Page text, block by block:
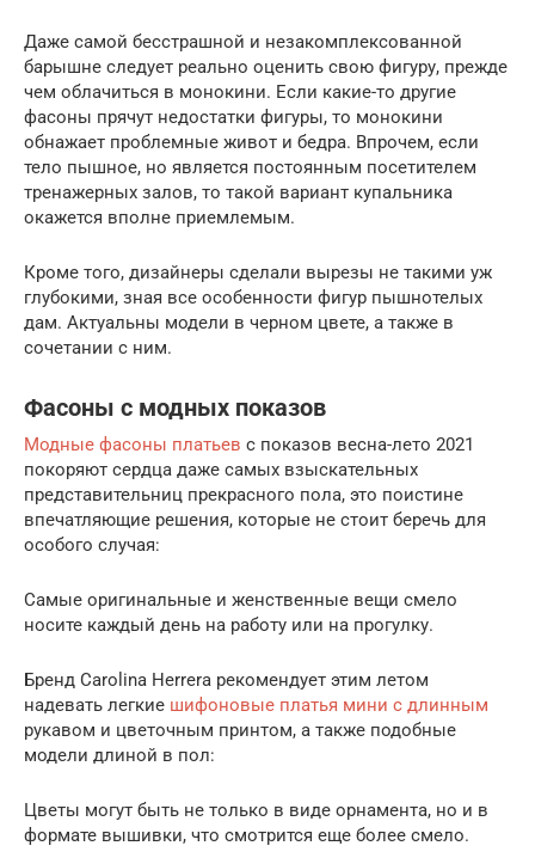
Даже самой бесстрашной и незакомплексованной
барышне следует реально оценить свою фигуру, прежде
чем облачиться в монокини. Если какие-то другие
фасоны прячут недостатки фигуры, то монокини
обнажает проблемные живот и бедра. Впрочем, если
тело пышное, но является постоянным посетителем
тренажерных залов, то такой вариант купальника
окажется вполне приемлемым.
Кроме того, дизайнеры сделали вырезы не такими уж
глубокими, зная все особенности фигур пышнотелых
дам. Актуальны модели в черном цвете, а также в
сочетании с ним.
Фасоны с модных показов
Модные фасоны платьев с показов весна-лето 2021
покоряют сердца даже самых взыскательных
представительниц прекрасного пола, это поистине
впечатляющие решения, которые не стоит беречь для
особого случая:
Самые оригинальные и женственные вещи смело
носите каждый день на работу или на прогулку.
Бренд Carolina Herrera рекомендует этим летом
надевать легкие шифоновые платья мини с длинным
рукавом и цветочным принтом, а также подобные
модели длиной в пол:
Цветы могут быть не только в виде орнамента, но и в
формате вышивки, что смотрится еще более смело.